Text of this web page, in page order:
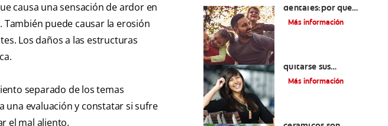
causa una sensación de ardor en
También puede causar la erosión
Los daños a las estructuras
separado de los temas
una evaluación y constatar si sufre
el mal aliento.
dentales:por qué
usarlos y cómo
Más información
quitarse sus
retenedores fijos
Más información